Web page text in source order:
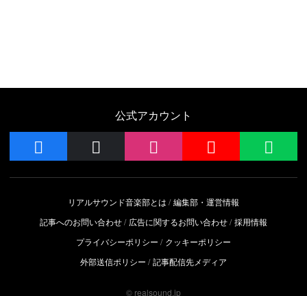
公式アカウント
facebook instagram YouTube
リアルサウンド音楽部とは
編集部・運営情報
記事へのお問い合わせ
広告に関するお問い合わせ 採用情報
プライバシーポリシー
クッキーポリシー
外部送信ポリシー
記事配信先メディア
© realsound.jp